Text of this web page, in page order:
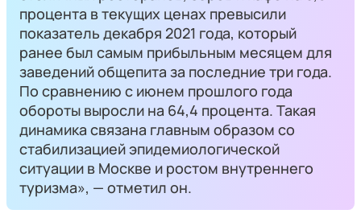
процента в текущих ценах превысили
показатель декабря 2021 года, который
ранее был самым прибыльным месяцем для
заведений общепита за последние три года.
По сравнению с июнем прошлого года
обороты выросли на 64,4 процента. Такая
динамика связана главным образом со
стабилизацией эпидемиологической
ситуации в Москве и ростом внутреннего
туризма», — отметил он.